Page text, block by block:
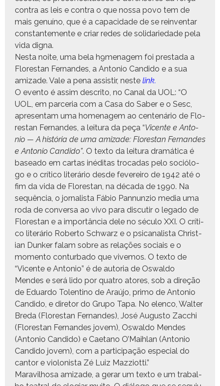
con­tra as leis e con­tra o que nos­sa povo tem de
mais genuíno, que é a capaci­dade de se rein­ven­tar
con­stan­te­mente e cri­ar redes de sol­i­dariedade pela
vida digna.
Nes­ta noite, uma bela h9menagem foi presta­da a
Flo­restan Fer­nan­des, a Anto­nio Can­di­do e a sua
amizade. Vale a pena assi­s­tir, neste link.
O even­to é assim descrito, no Canal da UOL: “O
UOL, em parce­ria com a Casa do Saber e o Sesc,
apre­sen­tam uma hom­e­nagem ao cen­tenário de Flo­
restan Fer­nan­des, a leitu­ra da peça “Vicente e Anto­
nio — A história de uma amizade: Flo­restan Fer­nan­des
e Anto­nio Can­di­do”. O tex­to da leitu­ra dramáti­ca é
basea­do em car­tas inédi­tas tro­cadas pelo sociól­o­
go e o críti­co literário des­de fevereiro de 1942 até o
fim da vida de Flo­restan, na déca­da de 1990. Na
sequên­cia, o jor­nal­ista Fábio Pan­nun­zio media uma
roda de con­ver­sa ao vivo para dis­cu­tir o lega­do de
Flo­restan e a importân­cia dele no sécu­lo XXI. O críti­
co literário Rober­to Schwarz e o psi­canal­ista Chris­t­
ian Dunker falam sobre as relações soci­ais e o
momen­to con­tur­ba­do que vive­mos. O tex­to de
“Vicente e Anto­nio” é de auto­ria de Oswal­do
Mendes e será lido por qua­tro atores, sob a direção
de Eduar­do Tolenti­no de Araújo, pri­mo de Anto­nio
Can­di­do, e dire­tor do Grupo Tapa. No elen­co, Wal­ter
Bre­da (Flo­restan Fer­nan­des), José Augus­to Zac­chi
(Flo­restan Fer­nan­des jovem), Oswal­do Mendes
(Anto­nio Can­di­do) e Cae­tano O’Maih­lan (Anto­nio
Can­di­do jovem), com a par­tic­i­pação espe­cial do
can­tor e vio­lonista Zé Luiz Mazziotti.”
Mar­avil­hosa amizade, a ger­ar um tex­to e um tra­bal­